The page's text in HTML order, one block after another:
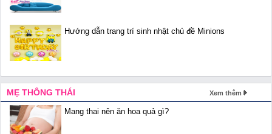
Hướng dẫn trang trí sinh nhật chủ đề Minions
MẸ THÔNG THÁI Xem thêm
Mang thai nên ăn hoa quả gì?